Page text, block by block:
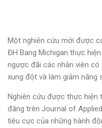
Một nghiên cứu mới được
ĐH Bang Michigan thực
ngược đãi các nhân viên
xung đột và làm giảm năng
Nghiên cứu được thực hiện
đăng trên Journal of
tiêu cực của những hành